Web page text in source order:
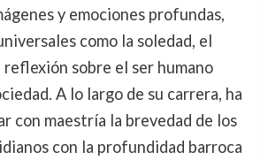
y emociones profundas,
como la soledad, el
reflexión sobre el ser humano
A lo largo de su carrera, ha
con maestría la brevedad de los
con la profundidad barroca